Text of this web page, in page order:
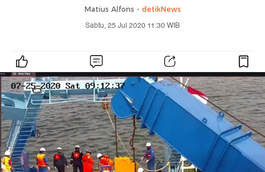
Matius Alfons - detikNews
Sabtu, 25 Jul 2020 11:30 WIB